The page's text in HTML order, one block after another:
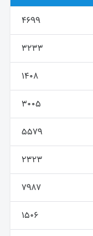
4699
3233
1408
3005
5579
2323
7987
1506